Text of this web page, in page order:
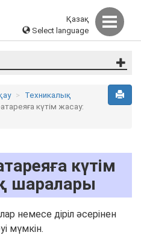
Қазақ
Select language
Техникалық
күтім жасау:
күтім
шаралары
немесе діріл әсерінен
мүмкін.